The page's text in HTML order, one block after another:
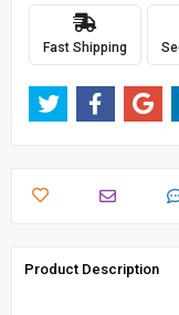
Fast Shipping
Product Description